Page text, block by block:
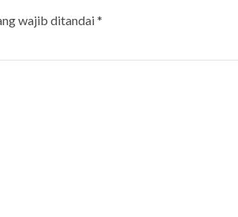
wajib ditandai*